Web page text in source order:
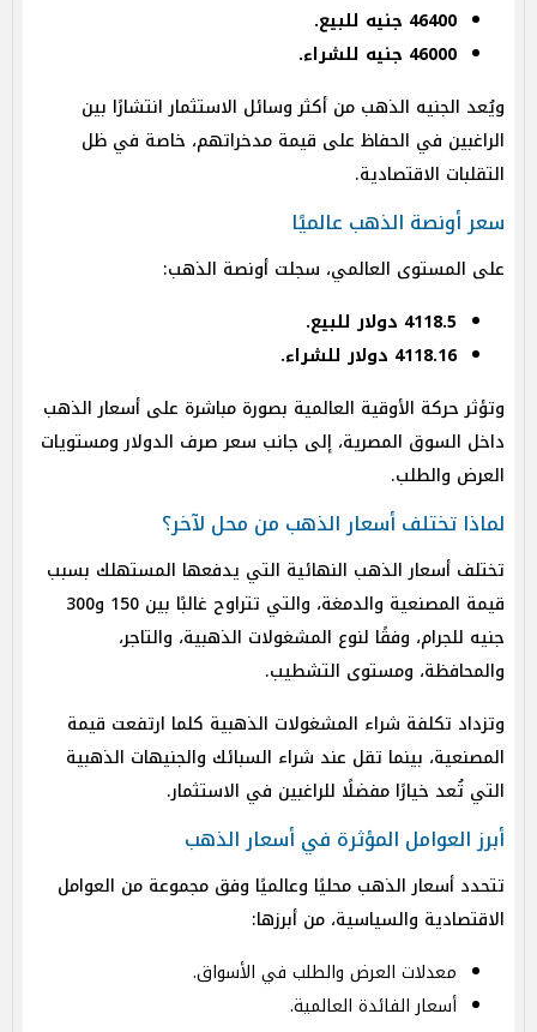
46400 جنيه للبيع.
46000 جنيه للشراء.
ويُعد الجنيه الذهب من أكثر وسائل الاستثمار انتشارًا بين
الراغبين في الحفاظ على قيمة مدخراتهم، خاصة في ظل
التقلبات الاقتصادية.
سعر أونصة الذهب عالميًا
على المستوى العالمي، سجلت أونصة الذهب:
4118.5 دولار للبيع.
4118.16 دولار للشراء.
وتؤثر حركة الأوقية العالمية بصورة مباشرة على أسعار الذهب
داخل السوق المصرية، إلى جانب سعر صرف الدولار ومستويات
العرض والطلب.
لماذا تختلف أسعار الذهب من محل لآخر؟
تختلف أسعار الذهب النهائية التي يدفعها المستهلك بسبب
قيمة المصنعية والدمغة، والتي تتراوح غالبًا بين 150 و300
جنيه للجرام، وفقًا لنوع المشغولات الذهبية، والتاجر،
والمحافظة، ومستوى التشطيب.
وتزداد تكلفة شراء المشغولات الذهبية كلما ارتفعت قيمة
المصنعية، بينما تقل عند شراء السبائك والجنيهات الذهبية
التي تُعد خيارًا مفضلًا للراغبين في الاستثمار.
أبرز العوامل المؤثرة في أسعار الذهب
تتحدد أسعار الذهب محليًا وعالميًا وفق مجموعة من العوامل
الاقتصادية والسياسية، من أبرزها:
معدلات العرض والطلب في الأسواق.
أسعار الفائدة العالمية.